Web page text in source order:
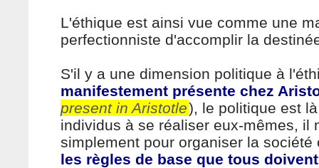
L'éthique est ainsi vue comme une
perfectionniste d'accomplir la
S'il y a une dimension politique à
manifestement présente chez
present in Aristotle), le politique est
individus à se réaliser eux-mêmes, il
simplement pour organiser la
les règles de base que tous